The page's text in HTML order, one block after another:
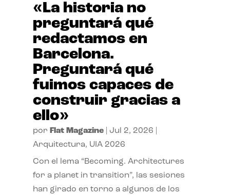
«La historia no
preguntará qué
redactamos en
Barcelona.
Preguntará qué
fuimos capaces de
construir gracias a
ello»
por Flat Magazine| Jul 2, 2026
Arquitectura, UIA 2026
Con el lema “Becoming. Architectures
for a planet in transition”, las sesiones
han girado en torno a algunos de los